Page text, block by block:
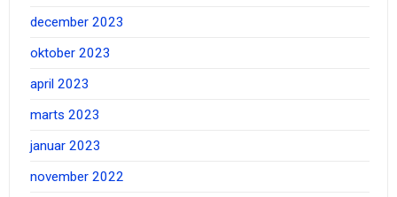
december 2023
oktober 2023
april 2023
marts 2023
januar 2023
november 2022